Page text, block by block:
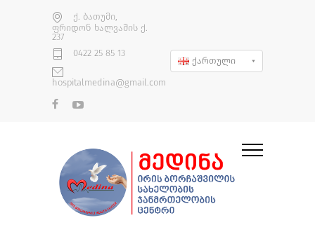
ქ. ბათუმი,
ფრიდონ ხალვაშის ქ.
237
0422 25 85 13
hospitalmedina@gmail.com
ქართული